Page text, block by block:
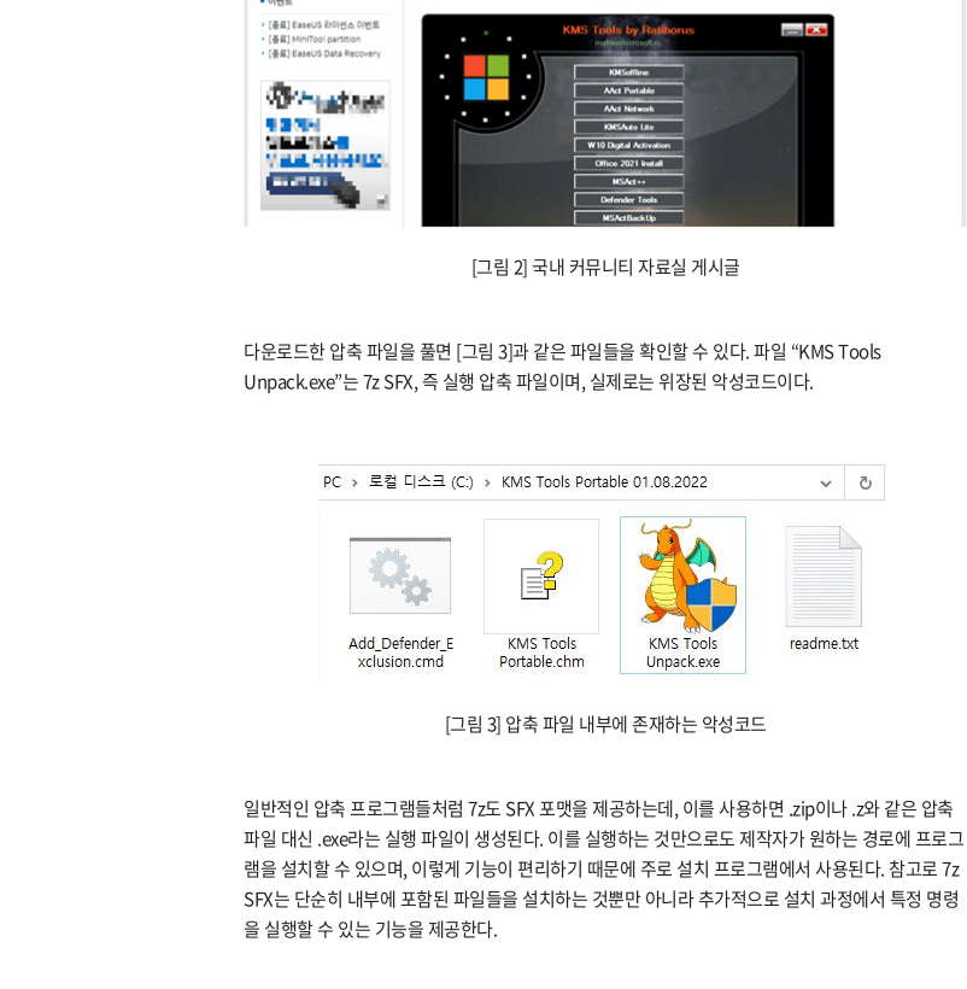
[그림 2] 국내 커뮤니티 자료실 게시글
다운로드한 압축 파일을 풀면 [그림 3]과 같은 파일들을 확인할 수 있다. 파일 “KMS Tools
Unpack.exe”는 7z SFX, 즉 실행 압축 파일이며, 실제로는 위장된 악성코드이다.
[그림 3] 압축 파일 내부에 존재하는 악성코드
일반적인 압축 프로그램들처럼 7z도 SFX 포맷을 제공하는데, 이를 사용하면 .zip이나 .z와 같은 압축
파일 대신 .exe라는 실행 파일이 생성된다. 이를 실행하는 것만으로도 제작자가 원하는 경로에 프로그
램을 설치할 수 있으며, 이렇게 기능이 편리하기 때문에 주로 설치 프로그램에서 사용된다. 참고로 7z
SFX는 단순히 내부에 포함된 파일들을 설치하는 것뿐만 아니라 추가적으로 설치 과정에서 특정 명령
을 실행할 수 있는 기능을 제공한다.